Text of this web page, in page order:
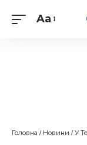
Aa
Головна / Новини / У